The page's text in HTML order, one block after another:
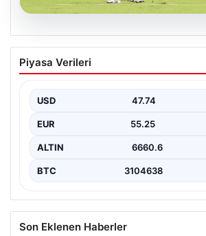
09.08.2026
Rodrigo De Paul’den
Sevinci: Messi’ye Anlamlı
ardından sergilediği hareketle takım
Messi’ye…
Piyasa Verileri
USD 47.74
EUR 55.25
ALTIN 6660.6
BTC 3104638
Son Eklenen Haberler